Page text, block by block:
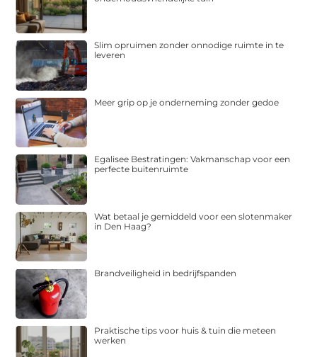
Slim opruimen zonder onnodige ruimte in te
leveren
Meer grip op je onderneming zonder gedoe
Egalisee Bestratingen: Vakmanschap voor een
perfecte buitenruimte
Wat betaal je gemiddeld voor een slotenmaker
in Den Haag?
Brandveiligheid in bedrijfspanden
Praktische tips voor huis & tuin die meteen
werken